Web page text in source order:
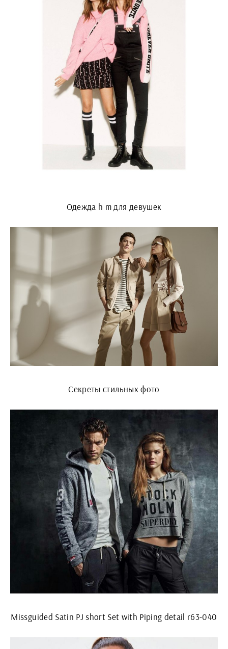
Одежда h m для девушек
Секреты стильных фото
Missguided Satin PJ short Set with Piping detail r63-040